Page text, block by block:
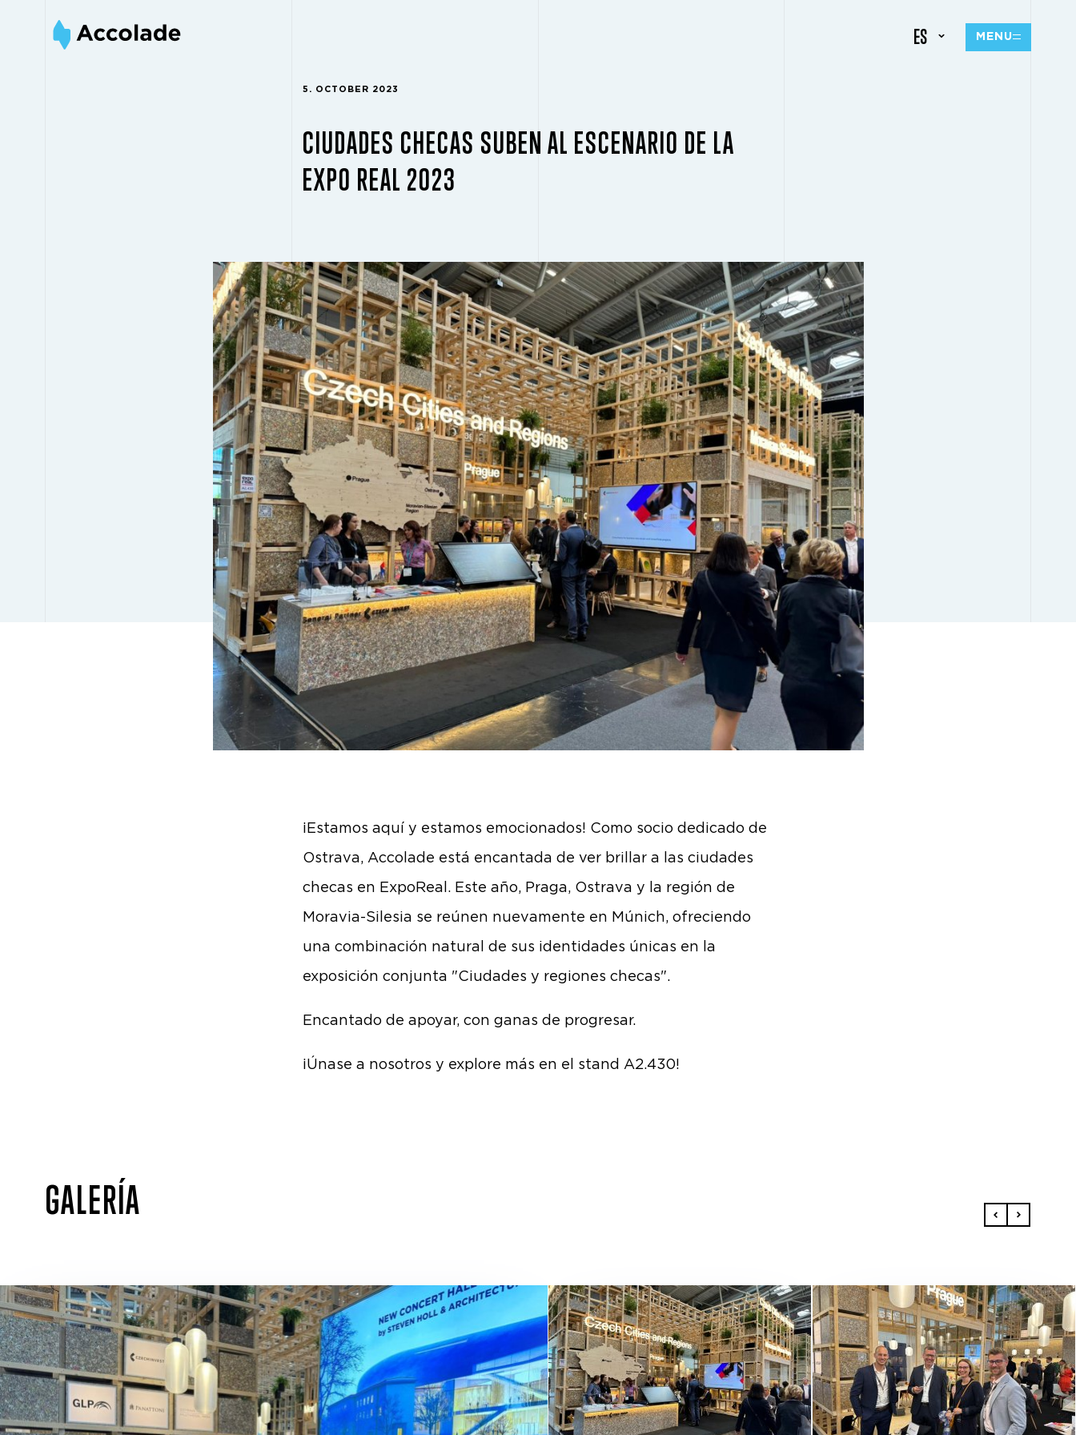
ES MENU
5. OCTOBER 2023
CIUDADES CHECAS SUBEN AL ESCENARIO DE LA
EXPO REAL 2023
¡Estamos aquí y estamos emocionados! Como socio dedicado de
Ostrava, Accolade está encantada de ver brillar a las ciudades
checas en ExpoReal. Este año, Praga, Ostrava y la región de
Moravia-Silesia se reúnen nuevamente en Múnich, ofreciendo
una combinación natural de sus identidades únicas en la
exposición conjunta "Ciudades y regiones checas".
Encantado de apoyar, con ganas de progresar.
¡Únase a nosotros y explore más en el stand A2.430!
GALERÍA